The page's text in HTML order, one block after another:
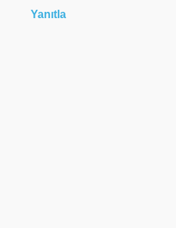
Yanıtla